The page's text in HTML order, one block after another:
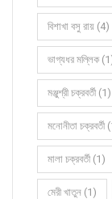
বিশাখা বসু রায় (4)
ভাগ্যধর মল্লিক
মঞ্জুশ্রী চক্রবর্তী (1)
মনোনীতা চক্রবর্তী
মালা চক্রবর্তী (1)
মেরী খাতুন (1)